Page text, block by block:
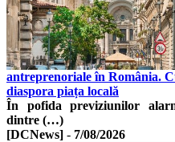
antreprenoriale în România.
diaspora piața locală
În pofida previziunilor
dintre (…)
[DCNews] - 7/08/2026